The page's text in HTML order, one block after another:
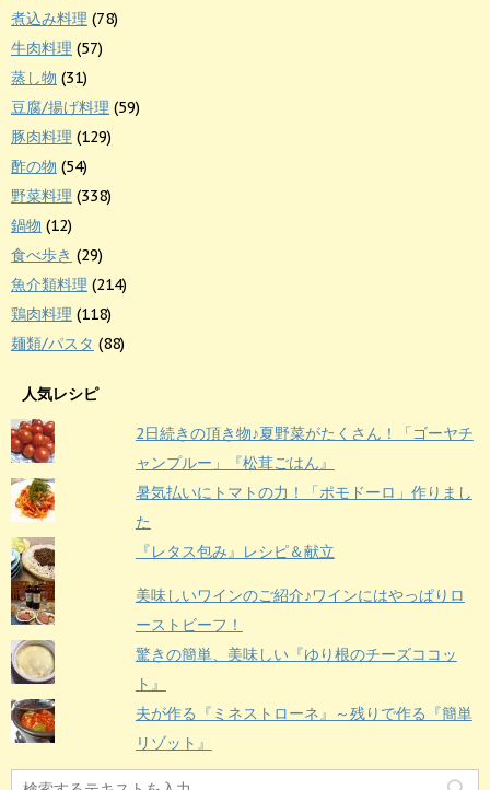
煮込み料理 (78)
牛肉料理 (57)
蒸し物 (31)
豆腐/揚げ料理 (59)
豚肉料理 (129)
酢の物 (54)
野菜料理 (338)
鍋物 (12)
食べ歩き (29)
魚介類料理 (214)
鶏肉料理 (118)
麺類/パスタ (88)
人気レシピ
2日続きの頂き物♪夏野菜がたくさん！「ゴーヤチ
ャンプルー」『松茸ごはん』
暑気払いにトマトの力！「ポモドーロ」作りまし
た
『レタス包み』レシピ＆献立
美味しいワインのご紹介♪ワインにはやっぱりロ
ーストビーフ！
驚きの簡単、美味しい『ゆり根のチーズココッ
ト』
夫が作る『ミネストローネ』～残りで作る『簡単
リゾット』